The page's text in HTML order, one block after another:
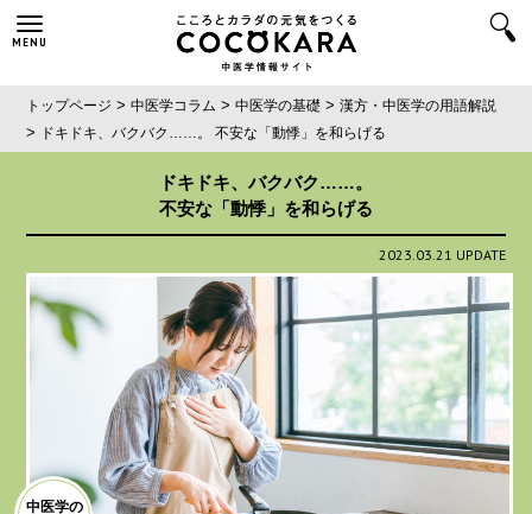
MENU
トップページ >中医学コラム >中医学の基礎 >漢方・中医学の用語解説
> ドキドキ、バクバク……。不安な「動悸」を和らげる
中医学の
ドキドキ、バクバク……。
不安な「動悸」を和らげる
2023.03.21 UPDATE